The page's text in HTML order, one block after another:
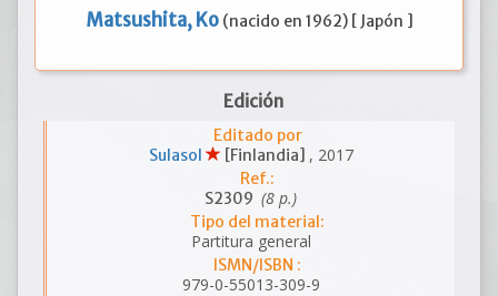
Matsushita, Ko (nacido en 1962) [ Japón ]
Edición
Editado por
Sulasol
[Finlandia] , 2017
Ref.:
S2309 (8 p.)
Tipo del material:
Partitura general
ISMN/ISBN :
979-0-55013-309-9